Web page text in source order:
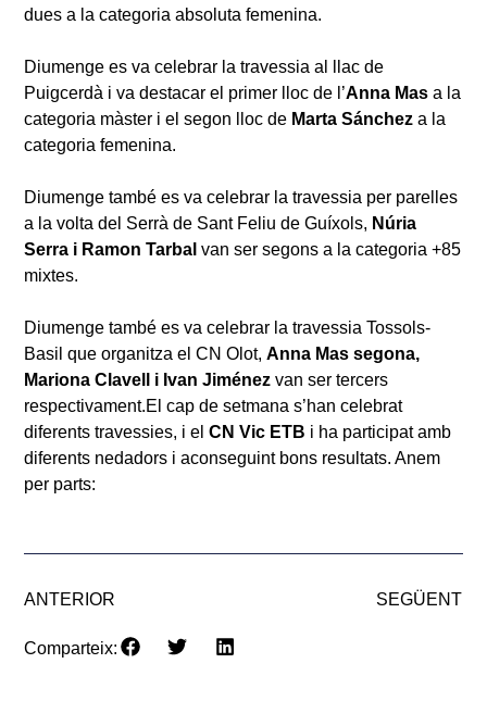
dues a la categoria absoluta femenina.
Diumenge es va celebrar la travessia al llac de
Puigcerdà i va destacar el primer lloc de l’Anna Mas a la
categoria màster i el segon lloc de Marta Sánchez a la
categoria femenina.
Diumenge també es va celebrar la travessia per parelles
a la volta del Serrà de Sant Feliu de Guíxols, Núria
Serra i Ramon Tarbal van ser segons a la categoria +85
mixtes.
Diumenge també es va celebrar la travessia Tossols-
Basil que organitza el CN Olot,Anna Mas segona,
Mariona Clavell i Ivan Jiménezvan ser tercers
respectivament.El cap de setmana s’han celebrat
diferents travessies, i el CN Vic ETB i ha participat amb
diferents nedadors i aconseguint bons resultats. Anem
per parts:
ANTERIOR SEGÜENT
Comparteix: